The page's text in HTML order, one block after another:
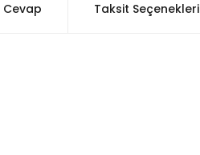
Cevap Taksit Seçenekleri